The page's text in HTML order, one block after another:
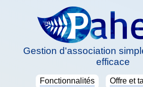
Gestion d'association
efficace
Fonctionnalités Offre et